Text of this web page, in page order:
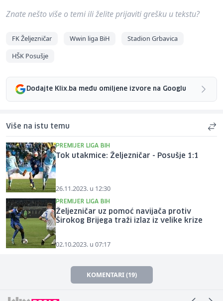
Znate nešto više o temi ili želite prijaviti grešku u tekstu?
FK Željezničar Wwin liga BiH
Stadion Grbavica
HŠK Posušje
Dodajte Klix.ba među omiljene izvore na Googlu
Više na istu temu
PREMIJER LIGA BIH
Tok utakmice: Željezničar - Posušje 1:1
26.11.2023. u 12:30
PREMIJER LIGA BIH
Željezničar uz pomoć navijača protiv
Širokog Brijega traži izlaz iz velike krize
02.10.2023. u 07:17
KOMENTARI (19)